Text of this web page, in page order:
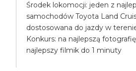
Środek lokomocji: jeden z
samochodów Toyota Land
dostosowana do jazdy w
Konkurs: na najlepszą
najlepszy filmik do 1 minuty